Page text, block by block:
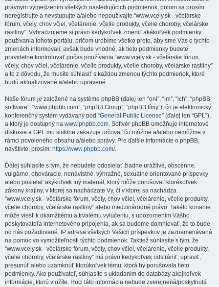
právnym vymedzením všetkých nasledujúcich podmienok, potom sa prosím
neregistrujte a nevstupujte a/alebo nepoužívajte “www.vcely.sk - včelárske
fórum, včely, chov včiel, včelárenie, včelie produkty, včelie choroby, včelárske
rastliny”. Vyhradzujeme si právo kedykoľvek zmeniť akékoľvek podmienky
používania tohoto portálu, pričom urobíme všetko preto, aby sme Vás o týchto
zmenách informovali, avšak bude vhodné, ak tieto podmienky budete
pravidelne kontrolovať počas používania “www.vcely.sk - včelárske fórum,
včely, chov včiel, včelárenie, včelie produkty, včelie choroby, včelárske rastliny”
a to z dôvodu, že musíte súhlasiť s každou zmenou týchto podmienok, ktoré
budú aktualizované a/alebo upravené.
Naše fórum je založené na systéme phpBB (ďalej len “oni”, “im”, “ich”, “phpBB
software”, “www.phpbb.com”, “phpBB Group”, “phpBB tímy”), čo je elektronický
konferenčný systém vydávaný pod “General Public License” (ďalej len “GPL”),
a ktorý je dostupný na www.phpbb.com. Softvér phpBB umožňuje internetové
diskusie a GPL mu striktne zakazuje určovať čo môžme a/alebo nemôžme v
rámci povoleného obsahu a/alebo správy. Pre ďalšie informácie o phpBB,
navštívte, prosím: https://www.phpbb.com/.
Ďalej súhlasíte s tým, že nebudete odosielať žiadne urážlivé, obscénne,
vulgárne, ohováracie, nenávistné, výhražné, sexuálne orientované príspevky
alebo posielať akýkoľvek iný materiál, ktorý môže porušovať ktorékoľvek
zákony krajiny, v ktorej sa nachádzate Vy, či v ktorej sa nachádza
“www.vcely.sk - včelárske fórum, včely, chov včiel, včelárenie, včelie produkty,
včelie choroby, včelárske rastliny” alebo medzinárodné právo. Takéto konanie
môže viesť k okamžitému a trvalému vylúčeniu, s upozornením Vášho
poskytovateľa internetového pripojenia, ak sa budeme domnievať, že to bude
od nás požadované. IP adresa všetkých Vašich príspevkov je zaznamenávaná
na pomoc vo vymožiteľnosti týchto podmienok. Taktiež súhlasíte s tým, že
“www.vcely.sk - včelárske fórum, včely, chov včiel, včelárenie, včelie produkty,
včelie choroby, včelárske rastliny” má právo kedykoľvek odstrániť, upraviť,
presunúť alebo uzamknúť ktorúkoľvek tému, ktorá by porušovala tieto
podmienky. Ako používateľ, súhlasíte s ukladaním do databázy akejkoľvek
informácie, ktorú vložíte. Hoci táto informácia nebude zverejnená/poskytnutá